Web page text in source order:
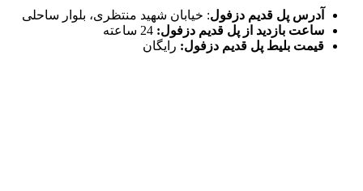
آدرس پل قدیم دزفول: خیابان شهید منتظری، بلوار ساحلی
ساعت بازدید از پل قدیم دزفول: 24 ساعته
قیمت بلیط پل قدیم دزفول: رایگان